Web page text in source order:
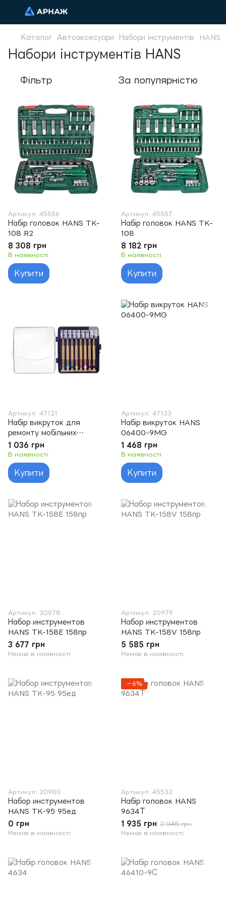
Каталог Автоаксесуари Набори інструментів HANS
Набори інструментів HANS
Фільтр За популярністю
Артикул: 45556
Набір головок HANS TK-
108 R2
8 308 грн
В наявності
Купити
Артикул: 45557
Набір головок HANS TK-
108
8 182 грн
В наявності
Купити
Артикул: 47121
Набір викруток для
ремонту мобільних
телефонів HANS 06109-8
1 036 грн
В наявності
Купити
Артикул: 47123
Набір викруток HANS
06400-9MG
1 468 грн
В наявності
Купити
Артикул: 20978
Набор инструментов
HANS TK-158E 158пр
3 677 грн
Немає в наявності
Артикул: 20979
Набор инструментов
HANS TK-158V 158пр
5 585 грн
Немає в наявності
Артикул: 20980
Набор инструментов
HANS TK-95 95ед
0 грн
Немає в наявності
−6%
Артикул: 45533
Набір головок HANS
9634Т
1 935 грн 2 048 грн
Немає в наявності